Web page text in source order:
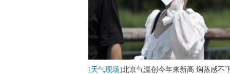
[天气现场]北京气温创今年来新高 焖蒸感不